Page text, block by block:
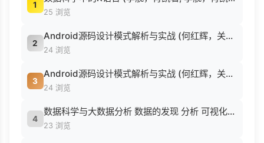
1
25 浏览
2
Android源码设计模式解析与实战 (何红辉，关爱民著, 何红辉, 关爱民著, 何红辉, 关爱民).pdf
24 浏览
3
Android源码设计模式解析与实战 (何红辉，关爱民著, 何红辉, 关爱民著, 何红辉, 关爱民).pdf
24 浏览
4
数据科学与大数据分析 数据的发现 分析 可视化与表示 ( etc.).epub
23 浏览